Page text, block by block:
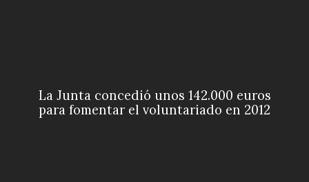
La Junta concedió unos 142.000 euros
para fomentar el voluntariado en 2012